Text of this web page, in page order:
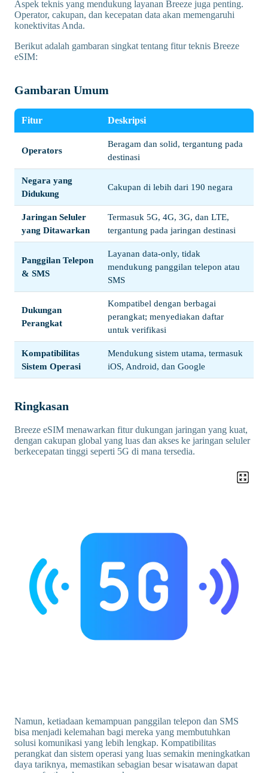
Aspek teknis yang mendukung layanan Breeze juga penting.
Operator, cakupan, dan kecepatan data akan memengaruhi
konektivitas Anda.
Berikut adalah gambaran singkat tentang fitur teknis Breeze
eSIM:
Gambaran Umum
Fitur Deskripsi
Operators
Beragam dan solid, tergantung pada
destinasi
Negara yang
Didukung
Cakupan di lebih dari 190 negara
Jaringan Seluler
yang Ditawarkan
Termasuk 5G, 4G, 3G, dan LTE,
tergantung pada jaringan destinasi
Panggilan Telepon
& SMS
Layanan data-only, tidak
mendukung panggilan telepon atau
SMS
Dukungan
Perangkat
Kompatibel dengan berbagai
perangkat; menyediakan daftar
untuk verifikasi
Kompatibilitas
Sistem Operasi
Mendukung sistem utama, termasuk
iOS, Android, dan Google
Ringkasan
Breeze eSIM menawarkan fitur dukungan jaringan yang kuat,
dengan cakupan global yang luas dan akses ke jaringan seluler
berkecepatan tinggi seperti 5G di mana tersedia.
Namun, ketiadaan kemampuan panggilan telepon dan SMS
bisa menjadi kelemahan bagi mereka yang membutuhkan
solusi komunikasi yang lebih lengkap. Kompatibilitas
perangkat dan sistem operasi yang luas semakin meningkatkan
daya tariknya, memastikan sebagian besar wisatawan dapat